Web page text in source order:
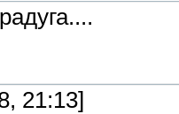
21:13]